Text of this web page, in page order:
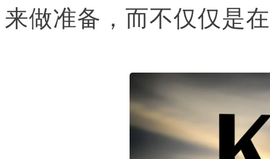
来做准备，而不仅仅是